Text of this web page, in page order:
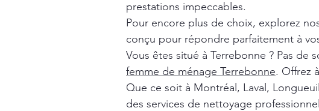
prestations impeccables.
Pour encore plus de choix, explorez
conçu pour répondre parfaitement à
Vous êtes situé à Terrebonne ? Pas
femme de ménage Terrebonne. Offrez
Que ce soit à Montréal, Laval,
des services de nettoyage